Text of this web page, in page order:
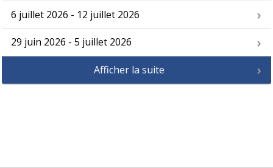
6 juillet 2026 - 12 juillet 2026
29 juin 2026 - 5 juillet 2026
Afficher la suite